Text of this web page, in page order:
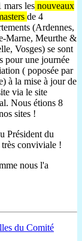
mars les nouveaux
de 4
(Ardennes,
Marne, Meurthe &
Vosges) se sont
pour une journée
( poposée par
à la mise à jour de
via le site
Nous étions 8
sites !
Président du
conviviale !
nous l'a
du Comité